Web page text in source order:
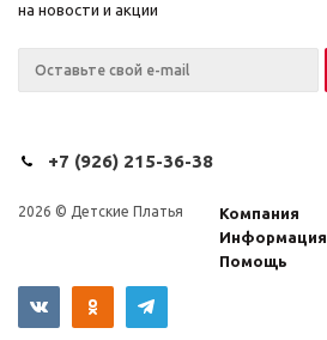
на новости и акции
+7 (926) 215-36-38
2026 © Детские Платья
Компания
Информация
Помощь